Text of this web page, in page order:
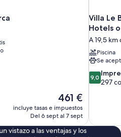
El
precio
actual
de
461 €
incluye tasas e impuestos
Del 6 sept al 7 sept
Villa Le
Hotels
A 19,5
Piscina
Se
9.0
sobre
9,0
297
vistazo a las ventajas y los